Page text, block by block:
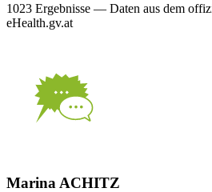
1023 Ergebnisse — Daten aus dem
eHealth.gv.at
Marina ACHITZ